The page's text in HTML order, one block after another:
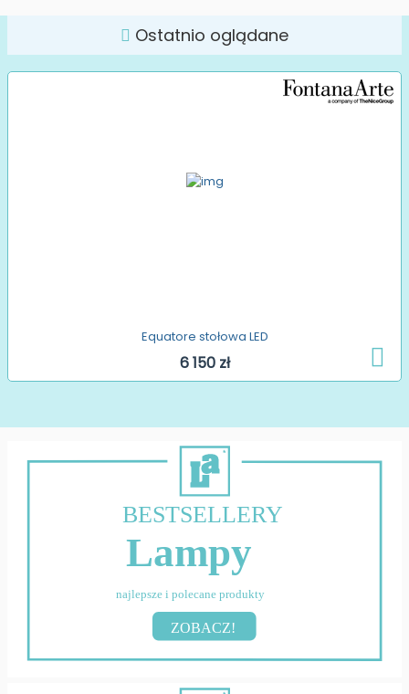
Ostatnio oglądane
Equatore stołowa LED
6 150 zł
BESTSELLERY
Lampy
najlepsze i polecane produkty
ZOBACZ!